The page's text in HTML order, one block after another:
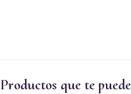
Productos que te